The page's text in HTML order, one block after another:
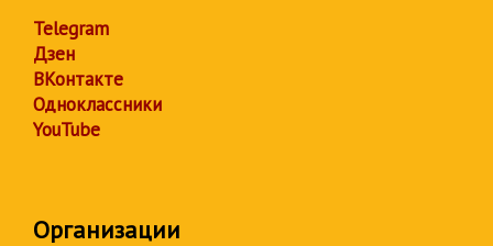
Telegram
Дзен
ВКонтакте
Одноклассники
YouTube
Организации